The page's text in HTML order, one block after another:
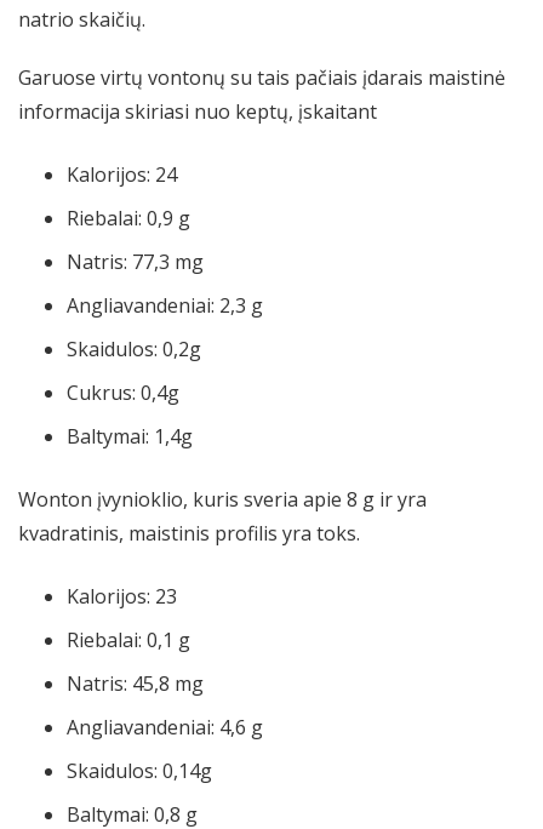
natrio skaičių.
Garuose virtų vontonų su tais pačiais įdarais maistinė
informacija skiriasi nuo keptų, įskaitant
Kalorijos: 24
Riebalai: 0,9 g
Natris: 77,3 mg
Angliavandeniai: 2,3 g
Skaidulos: 0,2g
Cukrus: 0,4g
Baltymai: 1,4g
Wonton įvynioklio, kuris sveria apie 8 g ir yra
kvadratinis, maistinis profilis yra toks.
Kalorijos: 23
Riebalai: 0,1 g
Natris: 45,8 mg
Angliavandeniai: 4,6 g
Skaidulos: 0,14g
Baltymai: 0,8 g